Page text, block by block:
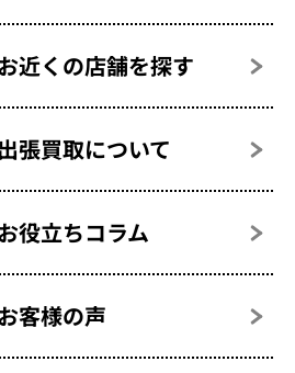
近くの店舗を探す
出張買取について
役立ちコラム
客様の声